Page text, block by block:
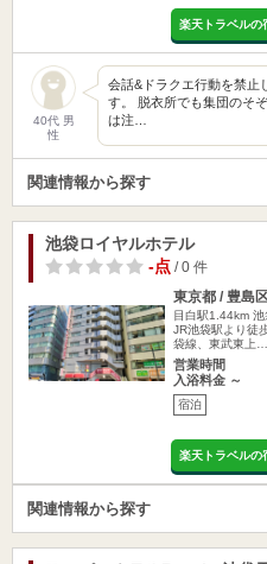
楽天トラベルの
40代 男
性
会話&ドラクエ行動を禁止
す。 脱衣所でも集団のそ
は注…
関連情報から探す
池袋ロイヤルホテル
-点/ 0 件
東京都 / 豊島
目白駅1.44km 池
JR池袋駅より徒
袋線、東武東上…
営業時間
入浴料金 ～
宿泊
楽天トラベルの
関連情報から探す